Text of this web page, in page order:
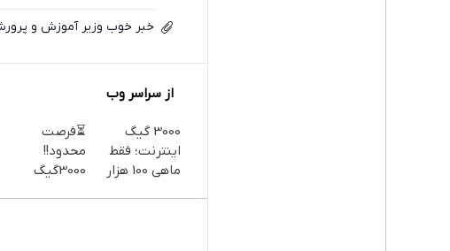
خبر خوب وزیر آموزش و
از سراسر وب
3000 گیگ
اینترنت؛ فقط
ماهی 100 هزار
⏳فرصت
محدود!!
3000گیگ